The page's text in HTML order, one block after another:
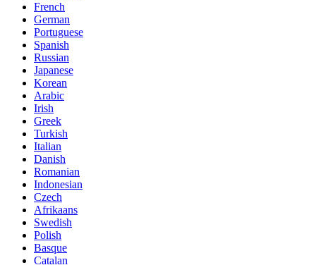
French
German
Portuguese
Spanish
Russian
Japanese
Korean
Arabic
Irish
Greek
Turkish
Italian
Danish
Romanian
Indonesian
Czech
Afrikaans
Swedish
Polish
Basque
Catalan